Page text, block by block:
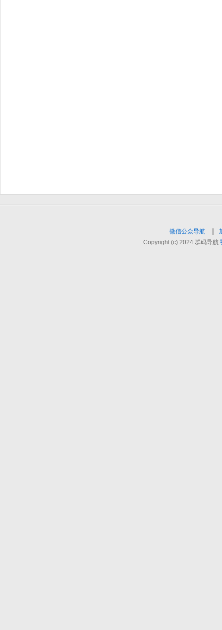
微信公众导航 |
Copyright (c) 2024 群码导航